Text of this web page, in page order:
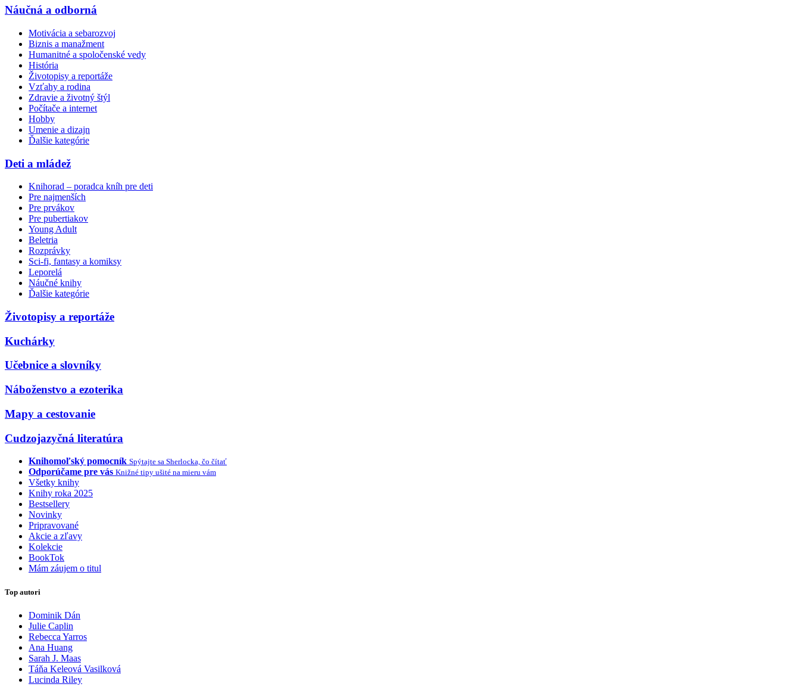
Náučná a odborná
Motivácia a sebarozvoj
Biznis a manažment
Humanitné a spoločenské vedy
História
Životopisy a reportáže
Vzťahy a rodina
Zdravie a životný štýl
Počítače a internet
Hobby
Umenie a dizajn
Ďalšie kategórie
Deti a mládež
Knihorad – poradca kníh pre deti
Pre najmenších
Pre prvákov
Pre pubertiakov
Young Adult
Beletria
Rozprávky
Sci-fi, fantasy a komiksy
Leporelá
Náučné knihy
Ďalšie kategórie
Životopisy a reportáže
Kuchárky
Učebnice a slovníky
Náboženstvo a ezoterika
Mapy a cestovanie
Cudzojazyčná literatúra
Knihomoľský pomocník Spýtajte sa Sherlocka, čo čítať
Odporúčame pre vás Knižné tipy ušité na mieru vám
Všetky knihy
Knihy roka 2025
Bestsellery
Novinky
Pripravované
Akcie a zľavy
Kolekcie
BookTok
Mám záujem o titul
Top autori
Dominik Dán
Julie Caplin
Rebecca Yarros
Ana Huang
Sarah J. Maas
Táňa Keleová Vasilková
Lucinda Riley